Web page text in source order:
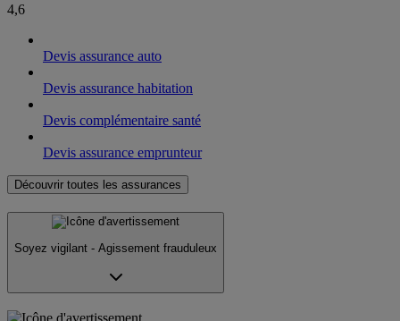
4,6
Devis assurance auto
Devis assurance habitation
Devis complémentaire santé
Devis assurance emprunteur
Découvrir toutes les assurances
Soyez vigilant - Agissement frauduleux